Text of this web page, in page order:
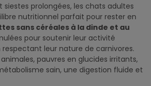
siestes prolongées, les chats adultes
nutritionnel parfait pour rester en
sans céréales à la dinde et au
pour soutenir leur activité
leur nature de carnivores.
pauvres en glucides irritants,
sain, une digestion fluide et